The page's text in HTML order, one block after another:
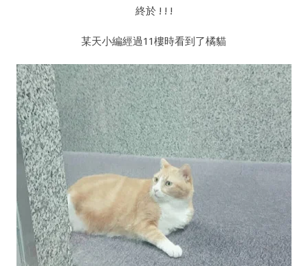
終於 ! ! !
某天小編經過11樓時看到了橘貓